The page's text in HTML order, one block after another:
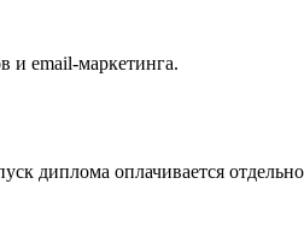
и email-маркетинга.
диплома оплачивается